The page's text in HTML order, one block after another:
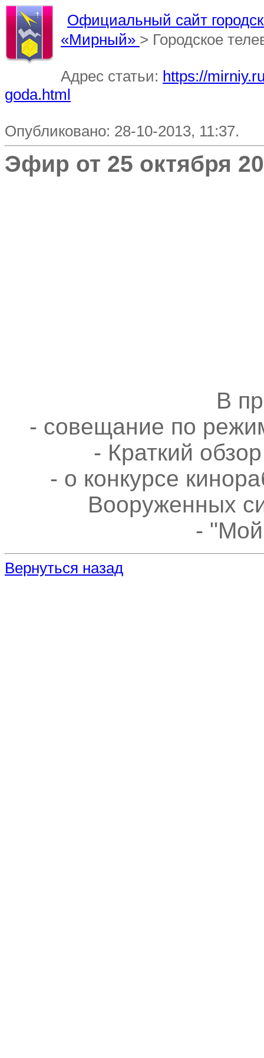
Официальный сайт
«Мирный» > Городское
Адрес статьи: https://
goda.html
Опубликовано: 28-10-2013, 11:37.
Эфир от 25 октября
В
- совещание по
- Краткий
- о конкурсе
Вооруженных
-
Вернуться назад